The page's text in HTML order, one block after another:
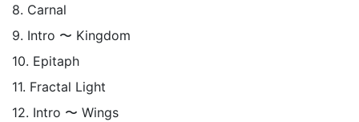
8. Carnal
9. Intro 〜 Kingdom
10. Epitaph
11. Fractal Light
12. Intro 〜 Wings